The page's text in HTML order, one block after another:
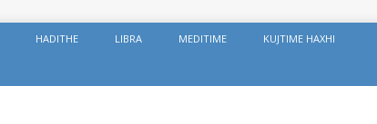
HADITHE LIBRA MEDITIME KUJTIME HAXHI